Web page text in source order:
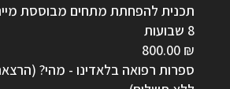
תכנית להפחתת מתחים מבוססת
8 שבועות
800.00 ₪
ספרות רפואה בלאדינו - מהי?